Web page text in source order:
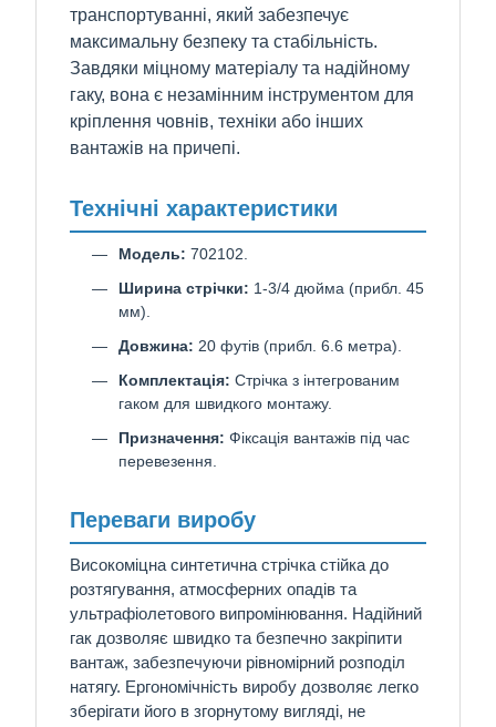
транспортуванні, який забезпечує
максимальну безпеку та стабільність.
Завдяки міцному матеріалу та надійному
гаку, вона є незамінним інструментом для
кріплення човнів, техніки або інших
вантажів на причепі.
Технічні характеристики
Модель: 702102.
Ширина стрічки: 1-3/4 дюйма (прибл. 45
мм).
Довжина: 20 футів (прибл. 6.6 метра).
Комплектація: Стрічка з інтегрованим
гаком для швидкого монтажу.
Призначення: Фіксація вантажів під час
перевезення.
Переваги виробу
Високоміцна синтетична стрічка стійка до
розтягування, атмосферних опадів та
ультрафіолетового випромінювання. Надійний
гак дозволяє швидко та безпечно закріпити
вантаж, забезпечуючи рівномірний розподіл
натягу. Ергономічність виробу дозволяє легко
зберігати його в згорнутому вигляді, не